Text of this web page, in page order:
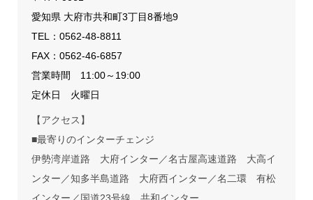
愛知県 大府市共和町3丁目8番地9
TEL： 0562-48-8811
FAX：0562-46-6857
営業時間 11:00～19:00
定休日 火曜日
【アクセス】
■最寄りのインターチェンジ
伊勢湾岸道路 大府インター／名古屋高速道路 大高イ
ンター／知多半島道路 大府西インター／名二環 有松